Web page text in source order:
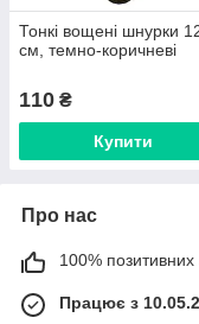
Тонкі вощені шнурки
см, темно-коричневі
110 ₴
Купити
Про нас
100% позитивних
Працює з